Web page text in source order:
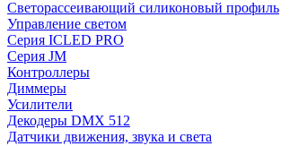
Светорассеивающий силиконовый профиль
Управление светом
Серия ICLED PRO
Серия JM
Контроллеры
Диммеры
Усилители
Декодеры DMX 512
Датчики движения, звука и света